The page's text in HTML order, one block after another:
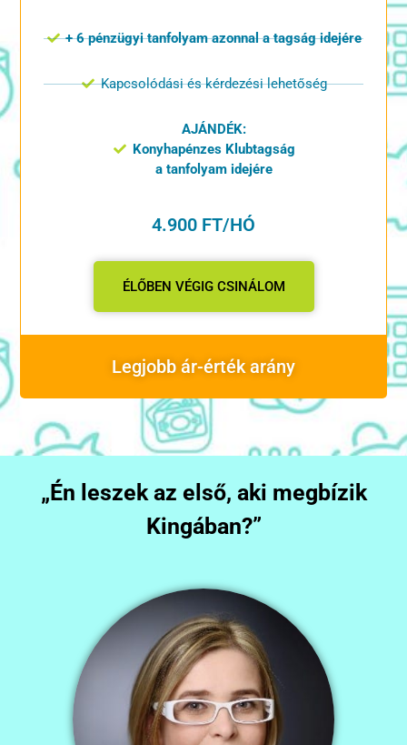
+ 6 pénzügyi tanfolyam azonnal a tagság idejére
Kapcsolódási és kérdezési lehetőség
AJÁNDÉK:
Konyhapénzes Klubtagság
a tanfolyam idejére
4.900 FT/HÓ
ÉLŐBEN VÉGIG CSINÁLOM
Legjobb ár-érték arány
„Én leszek az első, aki megbízik
Kingában?”